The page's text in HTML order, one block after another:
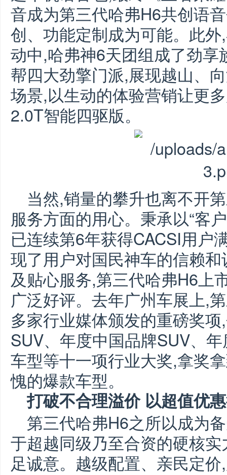
音成为第三代哈弗H6共创语
创、功能定制成为可能。此
动中,哈弗神6天团组成了劲
帮四大劲擎门派,展现越山、
场景,以生动的体验营销让更
2.0T智能四驱版。
当然,销量的攀升也离不开
服务方面的用心。秉承以“客
已连续第6年获得CACSI用户
现了用户对国民神车的信赖
及贴心服务,第三代哈弗H6上
广泛好评。去年广州车展上,
多家行业媒体颁发的重磅奖
SUV、年度中国品牌SUV、
车型等十一项行业大奖,拿奖
愧的爆款车型。
打破不合理溢价 以超值优
第三代哈弗H6之所以成为
于超越同级乃至合资的硬核
足诚意。越级配置、亲民定